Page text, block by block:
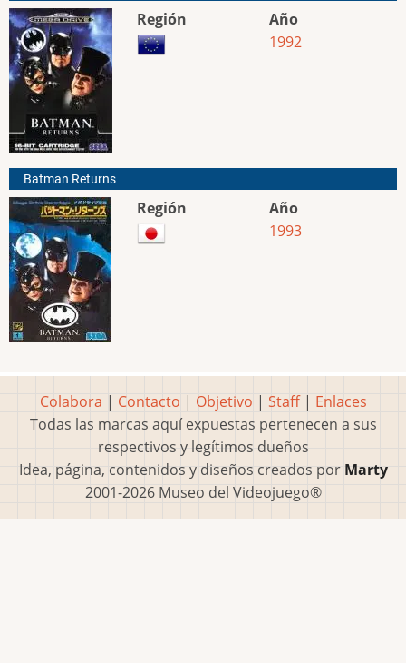
Región
Año
1992
Batman Returns
Región
Año
1993
Colabora | Contacto | Objetivo | Staff| Enlaces
Todas las marcas aquí expuestas pertenecen a sus
respectivos y legítimos dueños
Idea, página, contenidos y diseños creados por Marty
2001-2026 Museo del Videojuego®